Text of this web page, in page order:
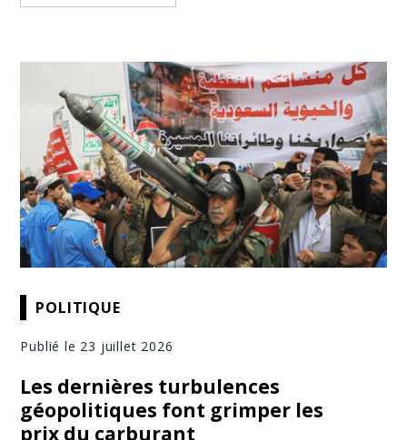
POLITIQUE
Publié le 23 juillet 2026
Les dernières turbulences
géopolitiques font grimper les
prix du carburant